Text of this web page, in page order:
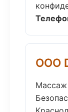
ООО
Массаж